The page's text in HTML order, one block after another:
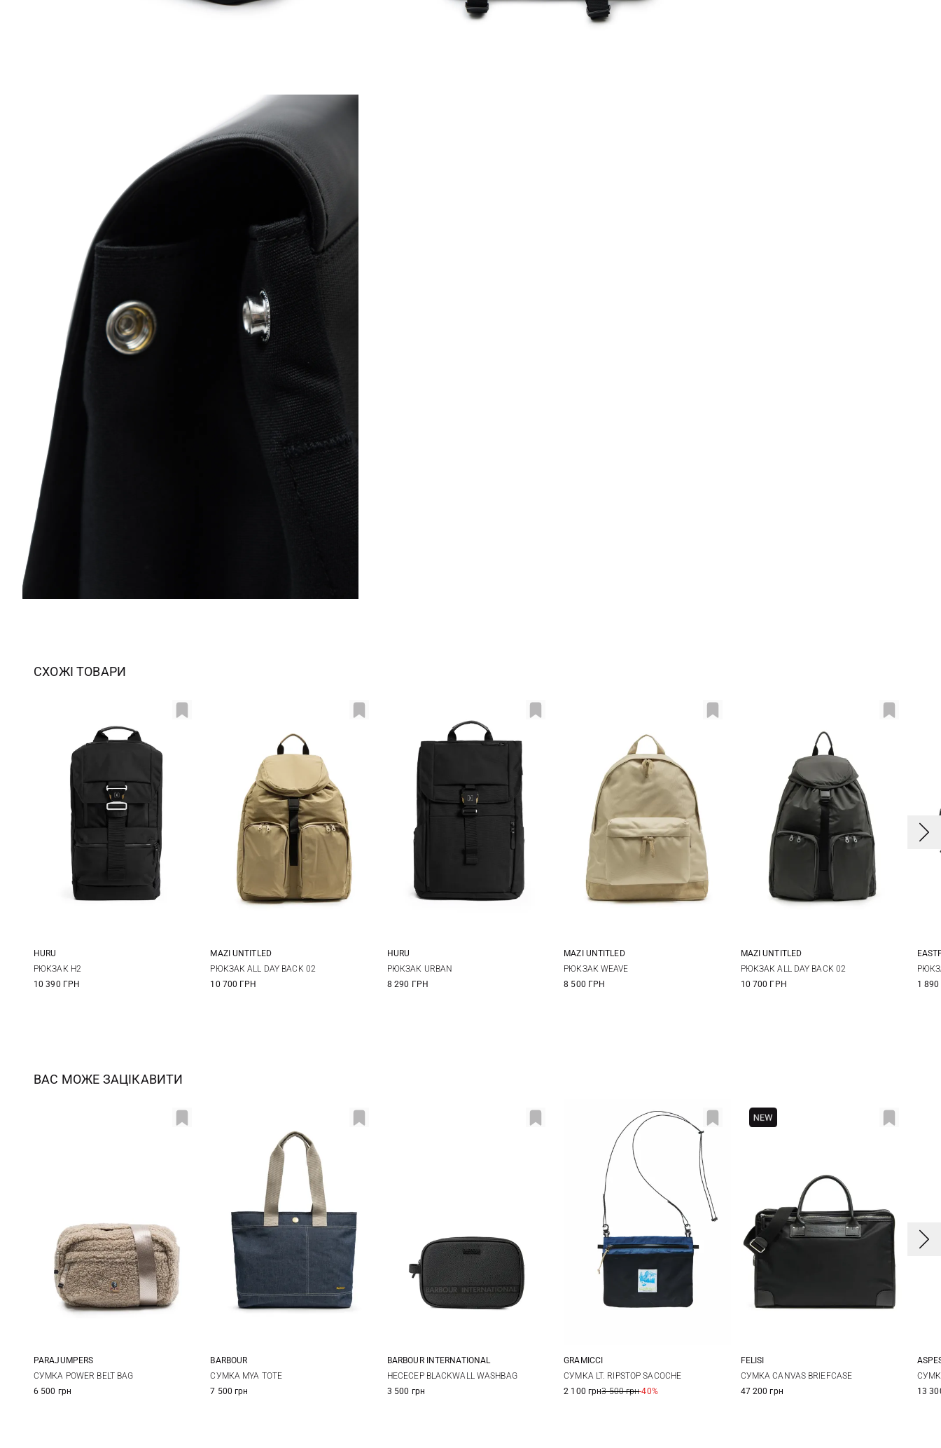
СХОЖІ ТОВАРИ
HURU
РЮКЗАК H2
10 390 ГРН
One Size
MAZI UNTITLED
РЮКЗАК ALL DAY BACK 02
10 700 ГРН
HURU
РЮКЗАК URBAN
8 290 ГРН
MAZI UNTITLED
РЮКЗАК WEAVE
8 500 ГРН
One Size
MAZI UNTITLED
РЮКЗАК ALL DAY BACK 02
10 700 ГРН
1
ВАС МОЖЕ ЗАЦІКАВИТИ
One Size
PARAJUMPERS
СУМКА POWER BELT BAG
6 500 грн
One Size
BARBOUR
СУМКА MYA TOTE
7 500 грн
One Size
BARBOUR INTERNATIONAL
НЕСЕСЕР BLACKWALL WASHBAG
3 500 грн
One Size
GRAMICCI
СУМКА LT. RIPSTOP SACOCHE
2 100 грн3 500 грн-40%
One Size
FELISI
СУМКА CANVAS BRIEFCASE
47 200 грн
13